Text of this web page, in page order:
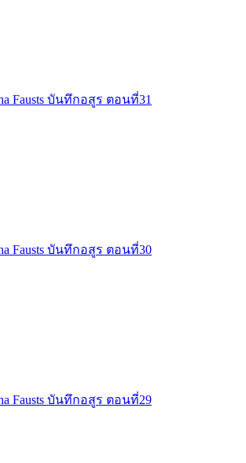
Fausts บันทึกอสูร ตอนที่31
Fausts บันทึกอสูร ตอนที่30
Fausts บันทึกอสูร ตอนที่29